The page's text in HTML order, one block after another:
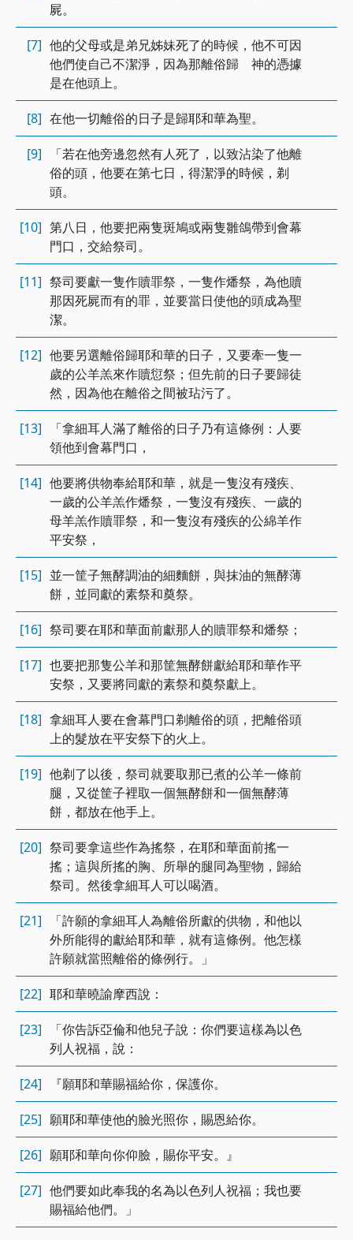
屍。
[7] 他的父母或是弟兄姊妹死了的時候，他不可因
他們使自己不潔淨，因為那離俗歸 神的憑據
是在他頭上。
[8] 在他一切離俗的日子是歸耶和華為聖。
[9]
「若在他旁邊忽然有人死了，以致沾染了他離
俗的頭，他要在第七日，得潔淨的時候，剃
頭。
[10] 第八日，他要把兩隻斑鳩或兩隻雛鴿帶到會幕
門口，交給祭司。
[11] 祭司要獻一隻作贖罪祭，一隻作燔祭，為他贖
那因死屍而有的罪，並要當日使他的頭成為聖
潔。
[12] 他要另選離俗歸耶和華的日子，又要牽一隻一
歲的公羊羔來作贖愆祭；但先前的日子要歸徒
然，因為他在離俗之間被玷污了。
[13]
「拿細耳人滿了離俗的日子乃有這條例：人要
領他到會幕門口，
[14] 他要將供物奉給耶和華，就是一隻沒有殘疾、
一歲的公羊羔作燔祭，一隻沒有殘疾、一歲的
母羊羔作贖罪祭，和一隻沒有殘疾的公綿羊作
平安祭，
[15] 並一筐子無酵調油的細麵餅，與抹油的無酵薄
餅，並同獻的素祭和奠祭。
[16] 祭司要在耶和華面前獻那人的贖罪祭和燔祭；
[17] 也要把那隻公羊和那筐無酵餅獻給耶和華作平
安祭，又要將同獻的素祭和奠祭獻上。
[18] 拿細耳人要在會幕門口剃離俗的頭，把離俗頭
上的髮放在平安祭下的火上。
[19] 他剃了以後，祭司就要取那已煮的公羊一條前
腿，又從筐子裡取一個無酵餅和一個無酵薄
餅，都放在他手上。
[20] 祭司要拿這些作為搖祭，在耶和華面前搖一
搖；這與所搖的胸、所舉的腿同為聖物，歸給
祭司。然後拿細耳人可以喝酒。
[21]
「許願的拿細耳人為離俗所獻的供物，和他以
外所能得的獻給耶和華，就有這條例。他怎樣
許願就當照離俗的條例行。」
[22] 耶和華曉諭摩西說：
[23]
「你告訴亞倫和他兒子說：你們要這樣為以色
列人祝福，說：
[24] 『願耶和華賜福給你，保護你。
[25] 願耶和華使他的臉光照你，賜恩給你。
[26] 願耶和華向你仰臉，賜你平安。』
[27] 他們要如此奉我的名為以色列人祝福；我也要
賜福給他們。」